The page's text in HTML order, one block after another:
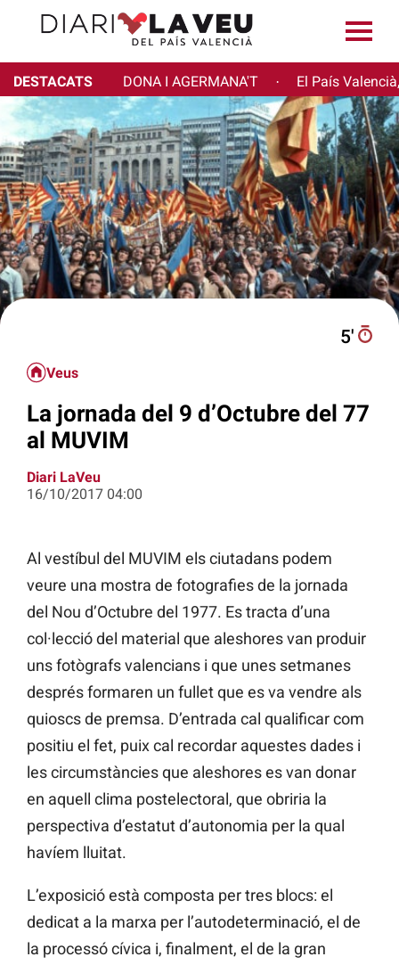
DESTACATS DONA I AGERMANA'T · El País
5′
Veus
La jornada del 9 d’Octubre del 77
al MUVIM
Diari LaVeu
16/10/2017 04:00
Al vestíbul del MUVIM els ciutadans podem
veure una mostra de fotografies de la jornada
del Nou d’Octubre del 1977. Es tracta d’una
col·lecció del material que aleshores van produir
uns fotògrafs valencians i que unes setmanes
després formaren un fullet que es va vendre als
quioscs de premsa. D’entrada cal qualificar com
positiu el fet, puix cal recordar aquestes dades i
les circumstàncies que aleshores es van donar
en aquell clima postelectoral, que obriria la
perspectiva d’estatut d’autonomia per la qual
havíem lluitat.
L’exposició està composta per tres blocs: el
dedicat a la marxa per l’autodeterminació, el de
la processó cívica i, finalment, el de la gran